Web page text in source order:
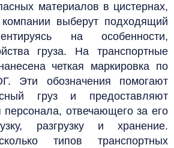
материалов в цистернах,
выберут подходящий
на особенности,
груза. На транспортные
четкая маркировка по
Эти обозначения помогают
груз и предоставляют
отвечающего за его
разгрузку и хранение.
типов транспортных